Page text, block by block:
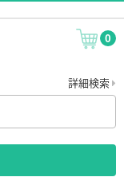
0
詳細検索